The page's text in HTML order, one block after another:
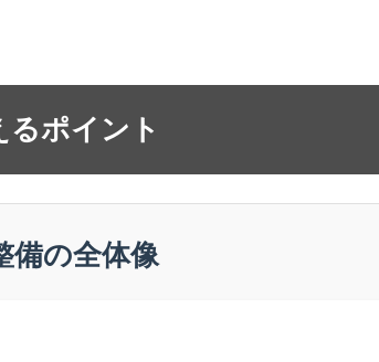
ポイント
備の全体像